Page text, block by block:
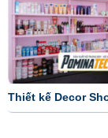
Thiết kế Decor